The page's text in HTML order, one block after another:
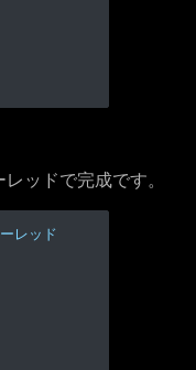
ッドで完成です。
レッド